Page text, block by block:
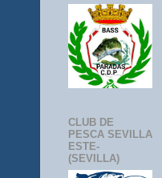
CLUB DE
PESCA SEVILLA
ESTE-
(SEVILLA)